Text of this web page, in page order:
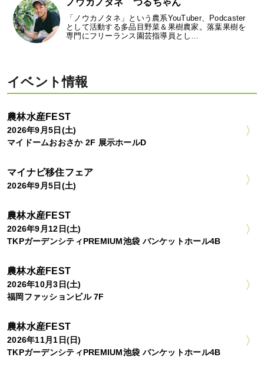
「ノウカノタネ」という農系YouTuber、Podcaster
として活動する多品目野菜＆果樹農家。落葉果樹を
専門にフリーランス園芸指導員とし…
イベント情報
農林水産FEST
2026年9月5日(土)
マイドームおおさか 2F 展示ホールD
マイナビ移住フェア
2026年9月5日(土)
農林水産FEST
2026年9月12日(土)
TKPガーデンシティPREMIUM池袋 バンケットホール4B
農林水産FEST
2026年10月3日(土)
福岡ファッションビル 7F
農林水産FEST
2026年11月1日(日)
TKPガーデンシティPREMIUM池袋 バンケットホール4B